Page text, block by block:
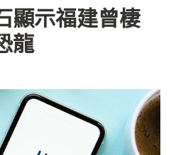
顯示福建曾棲
龍